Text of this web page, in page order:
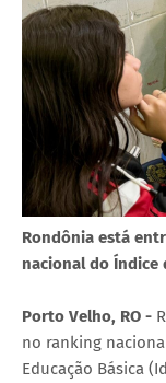
Rondônia está
nacional do Índice
Porto Velho, RO -
no ranking
Educação Básica